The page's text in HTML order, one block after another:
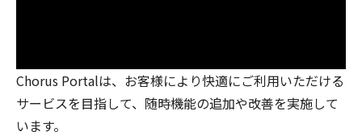
Chorus Portalは、お客様により快適にご利用いただける
サービスを目指して、随時機能の追加や改善を実施して
います。